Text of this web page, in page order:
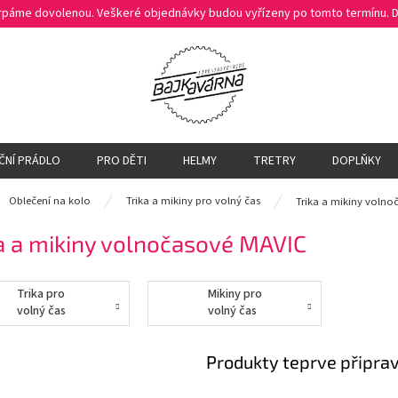
dovolenou. Veškeré objednávky budou vyřízeny po tomto termínu.
PRÁDLO PRO DĚTI HELMY TRETRY DOPLŇKY
Oblečení na kolo Trika a mikiny pro volný čas Trika a mikiny
a mikiny volnočasové MAVIC
Trika pro
volný čas
Mikiny pro
volný čas
Produkty teprve